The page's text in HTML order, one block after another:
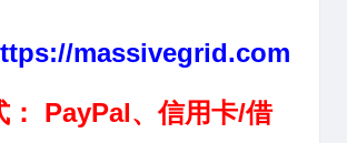
massivegrid.com
： PayPal、信用卡/借